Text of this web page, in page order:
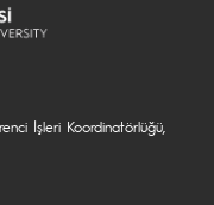
İşleri Koordinatörlüğü,